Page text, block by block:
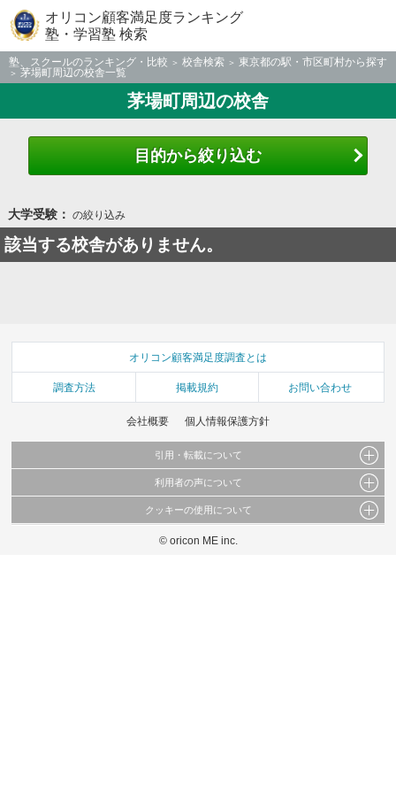
オリコン顧客満足度ランキング
塾・学習塾 検索
塾、スクールのランキング・比較 校舎検索
東京都の駅・市区町村から探す
茅場町周辺の校舎一覧
茅場町周辺の校舎
目的から絞り込む
大学受験： の絞り込み
該当する校舎がありません。
オリコン顧客満足度調査とは
調査方法 掲載規約 お問い合わせ
会社概要 個人情報保護方針
引用・転載について
当サイトで公開されている情報（文字、写真、イラスト、画像データ等）及びこれらの配
これらの情報を権利者の許可なく無断転載・複製などの二次利用を行うことは固く禁じて
利用者の声について
当サイトに掲載している内容はすべてサービスの利用者が提出された見解・感想です。
弊社の見解・ 意見ではないことをご理解いただいた上でご覧ください。
クッキーの使用について
このサイトでは Cookie を使用して、ユーザーに合わせたコンテンツや広告の表示、ソー
© oricon ME inc.